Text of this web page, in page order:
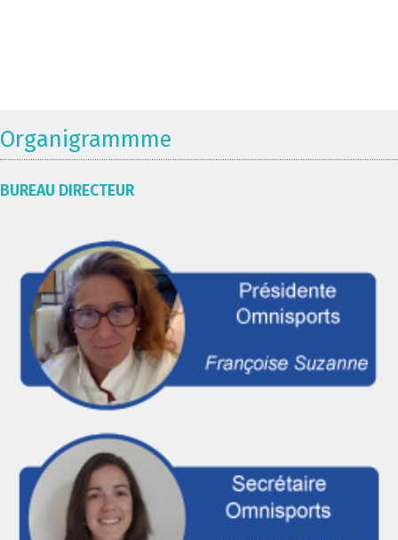
Organigrammme
BUREAU DIRECTEUR